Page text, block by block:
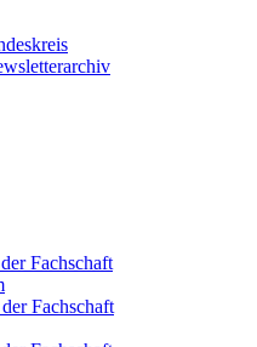
Fachschaft
Fachschaft